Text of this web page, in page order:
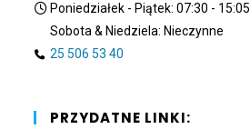
Poniedziałek - Piątek: 07:30 - 15:05
Sobota & Niedziela: Nieczynne
25 506 53 40
PRZYDATNE LINKI: